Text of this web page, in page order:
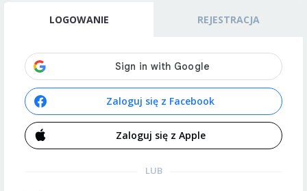
LOGOWANIE REJESTRACJA
Zaloguj się z Facebook
Zaloguj się z Apple
LUB